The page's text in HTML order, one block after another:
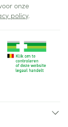
onze
policy.